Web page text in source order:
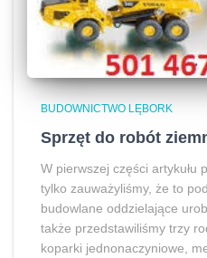
BUDOWNICTWO LĘBORK
Sprzęt do robót
W pierwszej części artykułu
tylko zauważyliśmy, że to
budowlane oddzielające
także przedstawiliśmy trzy
koparki jednonaczyniowe,